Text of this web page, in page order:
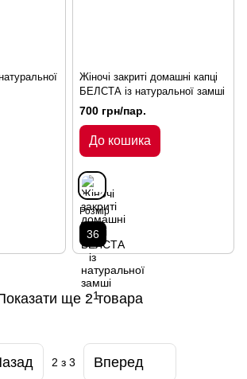
Жіночі закриті домашні капці
БЕЛСТА із натуральної замші
700 грн/пар.
До кошика
Розмір
36
ще 2 товара
2 з 3 Вперед